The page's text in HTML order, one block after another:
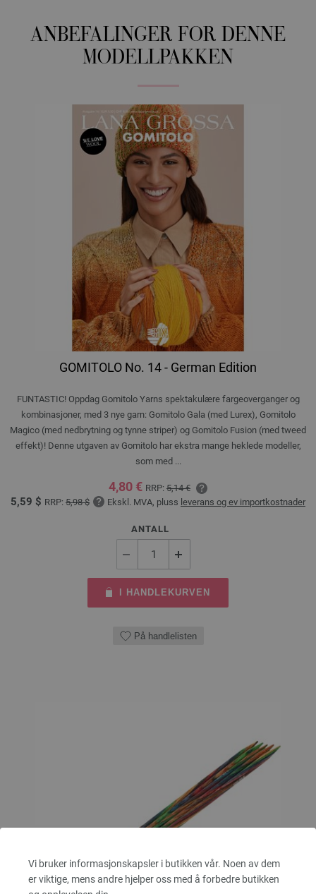
Vi bruker informasjonskapsler i butikken vår. Noen av dem
er viktige, mens andre hjelper oss med å forbedre butikken
ANBEFALINGER FOR DENNE
MODELLPAKKEN
GOMITOLO No. 14 - German Edition
FUNTASTIC! Oppdag Gomitolo Yarns spektakulære fargeoverganger og
kombinasjoner, med 3 nye garn: Gomitolo Gala (med Lurex), Gomitolo
Magico (med nedbrytning og tynne striper) og Gomitolo Fusion (med tweed
effekt)! Denne utgaven av Gomitolo har ekstra mange heklede modeller,
som med ...
4,80 € RRP: 5,14 €
5,59 $ RRP: 5,98 $ Ekskl. MVA, pluss leverans og ev importkostnader
ANTALL
I HANDLEKURVEN
På handlelisten